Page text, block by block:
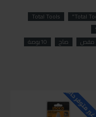
Total
Total Tools
مقص صاج
10بوصة